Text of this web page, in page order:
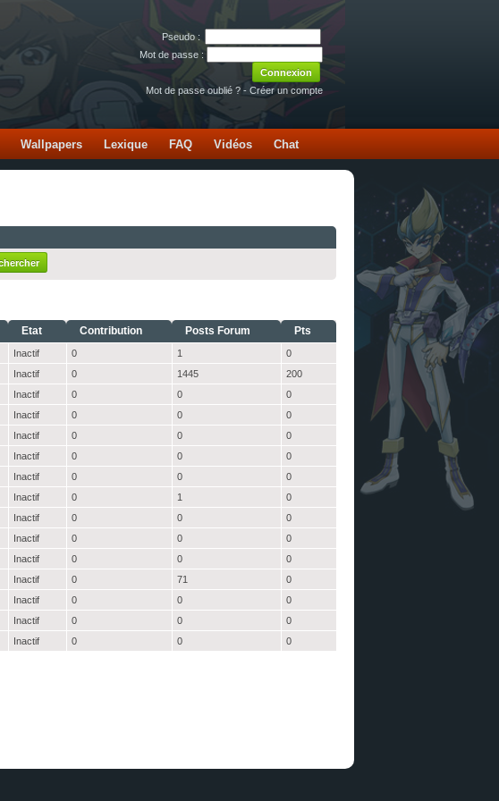
Pseudo :
Mot de passe :
Mot de passe oublié ? - Créer un compte
Wallpapers Lexique FAQ Vidéos Chat
Etat Contribution Posts Forum Pts
Inactif 0 1
0
Inactif 0 1445
200
Inactif 0 0
0
Inactif 0 0
0
Inactif 0 0
0
Inactif 0 0
0
Inactif 0 0
0
Inactif 0 1
0
Inactif 0 0
0
Inactif 0 0
0
Inactif 0 0
0
Inactif 0 71
0
Inactif 0 0
0
Inactif 0 0
0
Inactif 0 0 0